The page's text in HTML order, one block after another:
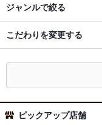
ジャンルで絞る
こだわりを変更する
ピックアップ店舗